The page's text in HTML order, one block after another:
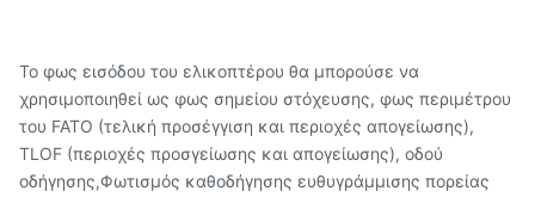
Το φως εισόδου του ελικοπτέρου θα μπορούσε να
χρησιμοποιηθεί ως φως σημείου στόχευσης, φως περιμέτρου
του FATO (τελική προσέγγιση και περιοχές απογείωσης),
TLOF (περιοχές προσγείωσης και απογείωσης), οδού
οδήγησης,Φωτισμός καθοδήγησης ευθυγράμμισης πορείας